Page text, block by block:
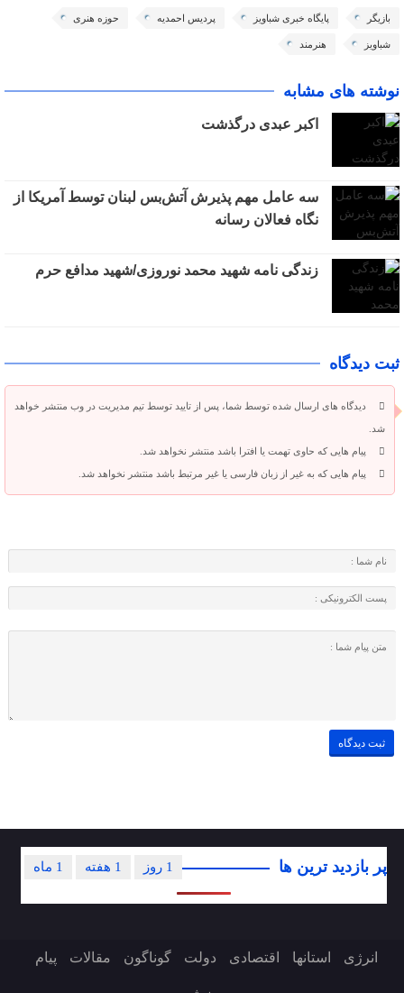
بازیگر پایگاه خبری شباویز پردیس احمدیه حوزه هنری
شباویز هنرمند
نوشته های مشابه
اکبر عبدی درگذشت
سه عامل مهم پذیرش آتش‌بس لبنان توسط آمریکا از
نگاه فعالان رسانه
زندگی نامه شهید محمد نوروزی/شهید مدافع حرم
ثبت دیدگاه
دیدگاه های ارسال شده توسط شما، پس از تایید توسط تیم مدیریت در وب منتشر خواهد
شد.
پیام هایی که حاوی تهمت یا افترا باشد منتشر نخواهد شد.
پیام هایی که به غیر از زبان فارسی یا غیر مرتبط باشد منتشر نخواهد شد.
پر بازدید ترین ها 1 ماه 1 هفته 1 روز
انرژی استانها اقتصادی دولت گوناگون مقالات پیام